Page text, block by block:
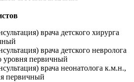
врача детского хирурга
врача детского невролога
уровня первичный
врача неонатолога к.м.н.,
первичный